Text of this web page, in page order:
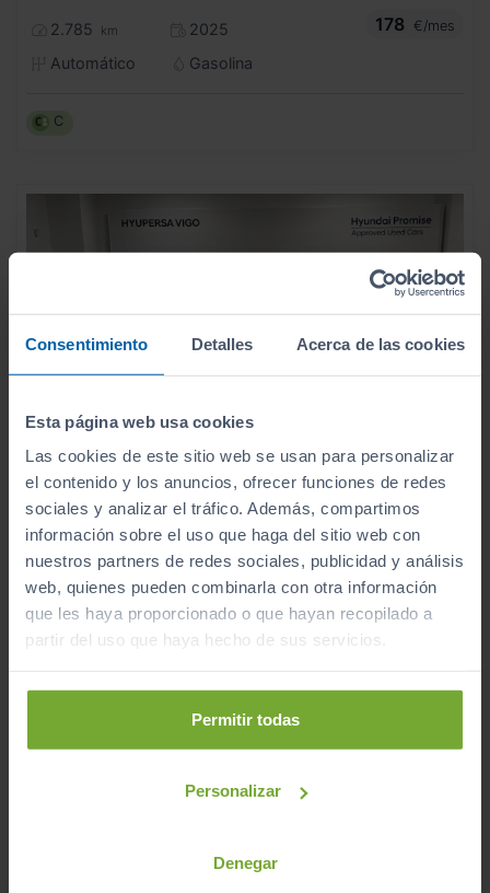
Consentimiento Detalles Acerca de las cookies
Esta página web usa cookies
Las cookies de este sitio web se usan para personalizar
el contenido y los anuncios, ofrecer funciones de redes
sociales y analizar el tráfico. Además, compartimos
información sobre el uso que haga del sitio web con
nuestros partners de redes sociales, publicidad y análisis
web, quienes pueden combinarla con otra información
que les haya proporcionado o que hayan recopilado a
partir del uso que haya hecho de sus servicios.
Permitir todas
Personalizar
Denegar
2.785 km
2025
Automático
Gasolina
178
€/mes
C
1.0 KLASS
10.515 km
2025
13.990 €
166
€/mes